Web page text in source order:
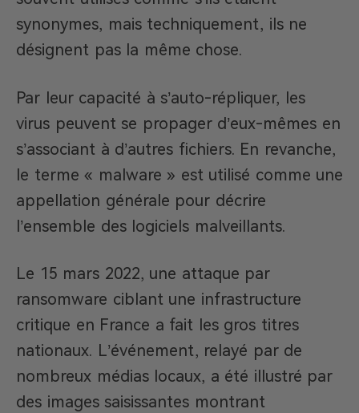
synonymes, mais techniquement, ils ne
désignent pas la même chose.
Par leur capacité à s’auto-répliquer, les
virus peuvent se propager d’eux-mêmes en
s’associant à d’autres fichiers. En revanche,
le terme « malware » est utilisé comme une
appellation générale pour décrire
l’ensemble des logiciels malveillants.
Le 15 mars 2022, une attaque par
ransomware ciblant une infrastructure
critique en France a fait les gros titres
nationaux. L’événement, relayé par de
nombreux médias locaux, a été illustré par
des images saisissantes montrant